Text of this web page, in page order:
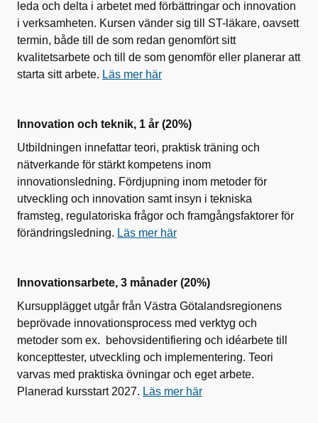
leda och delta i arbetet med förbättringar och innovation
i verksamheten. Kursen vänder sig till ST-läkare, oavsett
termin, både till de som redan genomfört sitt
kvalitetsarbete och till de som genomför eller planerar att
starta sitt arbete. Läs mer här
Innovation och teknik, 1 år (20%)
Utbildningen innefattar teori, praktisk träning och
nätverkande för stärkt kompetens inom
innovationsledning. Fördjupning inom metoder för
utveckling och innovation samt insyn i tekniska
framsteg, regulatoriska frågor och framgångsfaktorer för
förändringsledning. Läs mer här
Innovationsarbete, 3 månader (20%)
Kursupplägget utgår från Västra Götalandsregionens
beprövade innovationsprocess med verktyg och
metoder som ex. behovsidentifiering och idéarbete till
koncepttester, utveckling och implementering. Teori
varvas med praktiska övningar och eget arbete.
Planerad kursstart 2027. Läs mer här